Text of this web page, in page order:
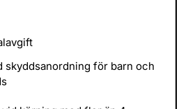
skyddsanordning för barn och